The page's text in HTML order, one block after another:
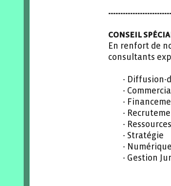
CONSEIL
En renfort de
consultants
Diffusion-
Commercial
Stratégie
Numérique
Gestion